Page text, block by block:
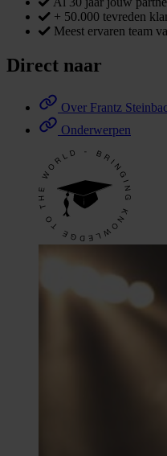
+ 50.000 tevreden
Meest ervaren team
Direct naar
Over Frantz
Onderwerpen